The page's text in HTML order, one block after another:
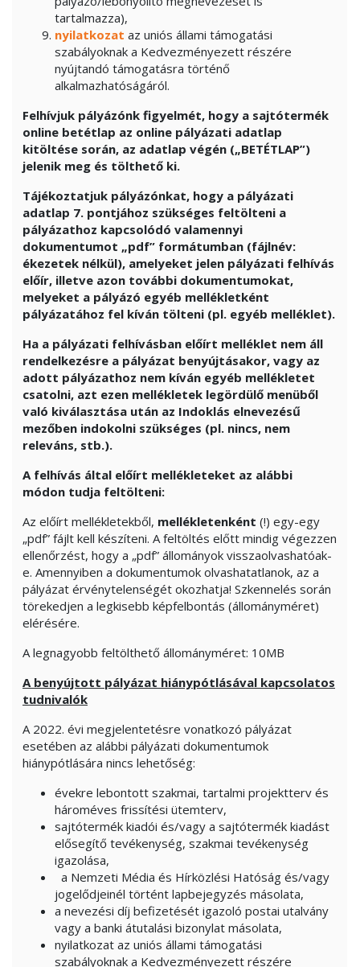
tartalmazza),
nyilatkozat az uniós állami támogatási
szabályoknak a Kedvezményezett részére
nyújtandó támogatásra történő
alkalmazhatóságáról.
Felhívjuk pályázónk figyelmét, hogy a sajtótermék
online betétlap az online pályázati adatlap
kitöltése során, az adatlap végén („BETÉTLAP”)
jelenik meg és tölthető ki.
Tájékoztatjuk pályázónkat, hogy a pályázati
adatlap 7. pontjához szükséges feltölteni a
pályázathoz kapcsolódó valamennyi
dokumentumot „pdf” formátumban (fájlnév:
ékezetek nélkül), amelyeket jelen pályázati felhívás
előír, illetve azon további dokumentumokat,
melyeket a pályázó egyéb mellékletként
pályázatához fel kíván tölteni (pl. egyéb melléklet).
Ha a pályázati felhívásban előírt melléklet nem áll
rendelkezésre a pályázat benyújtásakor, vagy az
adott pályázathoz nem kíván egyéb mellékletet
csatolni, azt ezen mellékletek legördülő menüből
való kiválasztása után az Indoklás elnevezésű
mezőben indokolni szükséges (pl. nincs, nem
releváns, stb.).
A felhívás által előírt mellékleteket az alábbi
módon tudja feltölteni:
Az előírt mellékletekből, mellékletenként (!) egy-egy
„pdf” fájlt kell készíteni. A feltöltés előtt mindig végezzen
ellenőrzést, hogy a „pdf” állományok visszaolvashatóak-
e. Amennyiben a dokumentumok olvashatatlanok, az a
pályázat érvénytelenségét okozhatja! Szkennelés során
törekedjen a legkisebb képfelbontás (állományméret)
elérésére.
A legnagyobb feltölthető állományméret: 10MB
A benyújtott pályázat hiánypótlásával kapcsolatos
tudnivalók
A 2022. évi megjelentetésre vonatkozó pályázat
esetében az alábbi pályázati dokumentumok
hiánypótlására nincs lehetőség:
évekre lebontott szakmai, tartalmi projektterv és
hároméves frissítési ütemterv,
sajtótermék kiadói és/vagy a sajtótermék kiadást
elősegítő tevékenység, szakmai tevékenység
igazolása,
a Nemzeti Média és Hírközlési Hatóság és/vagy
jogelődjeinél történt lapbejegyzés másolata,
a nevezési díj befizetését igazoló postai utalvány
vagy a banki átutalási bizonylat másolata,
nyilatkozat az uniós állami támogatási
szabályoknak a Kedvezményezett részére